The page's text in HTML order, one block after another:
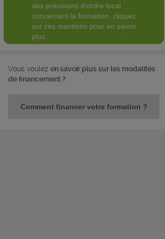
des précisions d'ordre local
concernant la formation. cliquez
sur ces mentions pour en savoir
plus.
Vous voulezen savoir plus sur les modalités
de financement ?
Comment financer votre formation ?